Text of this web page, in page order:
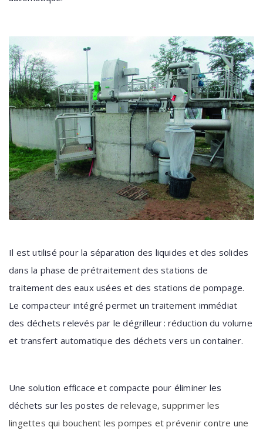
Il est utilisé pour la séparation des liquides et des solides
dans la phase deprétraitement des stations de
traitement des eaux usées et des stations depompage.
Le compacteur intégré permet un traitement immédiat
des déchetsrelevés par le dégrilleur : réduction du volume
et transfert automatique des déchets vers un container.
Une solution efficace et compacte pour éliminer les
déchets sur les postes derelevage, supprimer les
lingettes qui bouchent les pompes et prévenir contre une